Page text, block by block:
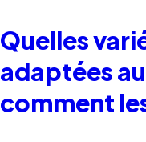
Quelles
adaptées
comment